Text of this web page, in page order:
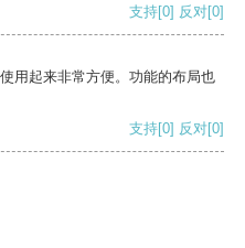
支持[0] 反对[0]
用起来非常方便。功能的布局也
支持[0] 反对[0]